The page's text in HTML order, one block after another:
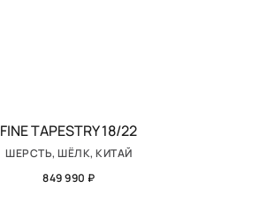
FINE TAPESTRY 18/22
ШЕРСТЬ, ШЁЛК, КИТАЙ
849 990 ₽